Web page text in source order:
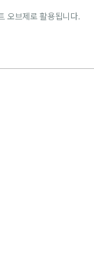
오브제로 활용됩니다.